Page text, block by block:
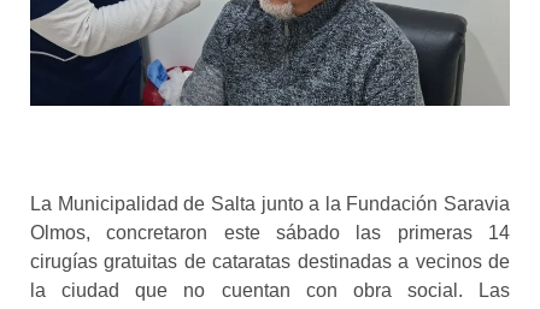
La Municipalidad de Salta junto a la Fundación Saravia
Olmos, concretaron este sábado las primeras 14
cirugías gratuitas de cataratas destinadas a vecinos de
la ciudad que no cuentan con obra social. Las